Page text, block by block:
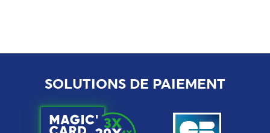
SOLUTIONS DE PAIEMENT